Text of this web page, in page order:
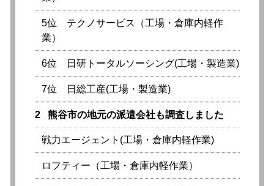
5位 テクノサービス（工場・倉庫内軽作
業）
6位 日研トータルソーシング(工場・製造業)
7位 日総工産(工場・製造業)
2 熊谷市の地元の派遣会社も調査しました
戦力エージェント(工場・倉庫内軽作業)
ロフティー（工場・倉庫内軽作業）